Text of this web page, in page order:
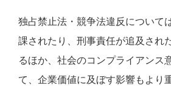
独占禁止法・競争法違反について
課されたり、刑事責任が追及され
るほか、社会のコンプライアンス
て、企業価値に及ぼす影響もより